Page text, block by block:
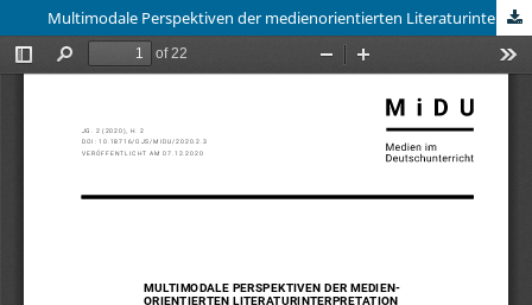
Multimodale Perspektiven der medienorientierten Literaturinterpretation